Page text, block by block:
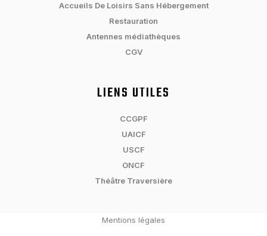
Accueils De Loisirs Sans Hébergement
Restauration
Antennes médiathèques
CGV
LIENS UTILES
CCGPF
UAICF
USCF
ONCF
Théâtre Traversière
Mentions légales